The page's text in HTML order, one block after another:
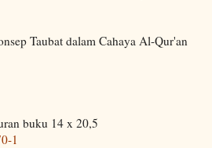
Taubat dalam Cahaya Al-Qur'an
buku 14 x 20,5
1